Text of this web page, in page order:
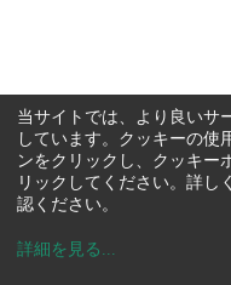
当サイトでは、より良いサ
しています。クッキーの使
ンをクリックし、クッキー
リックしてください。詳し
認ください。
詳細を見る ...